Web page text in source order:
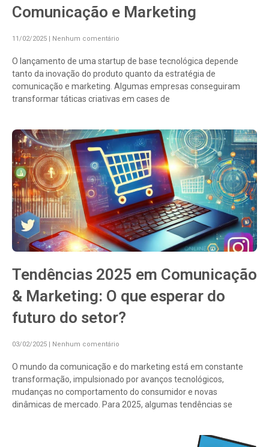
Comunicação e Marketing
11/02/2025 Nenhum comentário
O lançamento de uma startup de base tecnológica depende
tanto da inovação do produto quanto da estratégia de
comunicação e marketing. Algumas empresas conseguiram
transformar táticas criativas em cases de
Tendências 2025 em Comunicação
& Marketing: O que esperar do
futuro do setor?
03/02/2025 Nenhum comentário
O mundo da comunicação e do marketing está em constante
transformação, impulsionado por avanços tecnológicos,
mudanças no comportamento do consumidor e novas
dinâmicas de mercado. Para 2025, algumas tendências se